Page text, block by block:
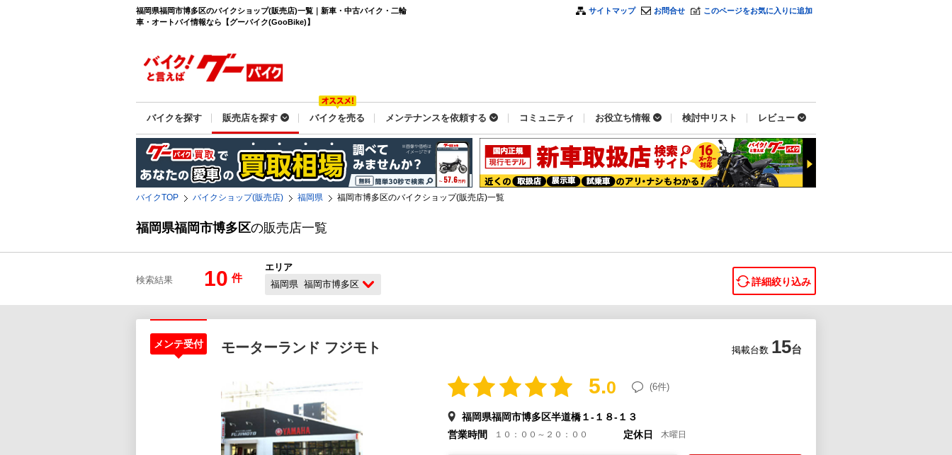
福岡県福岡市博多区のバイクショップ(販売店)一覧｜新車・中古バイク・二輪
車・オートバイ情報なら【グーバイク(GooBike)】
サイトマップ お問合せ このページをお気に入りに追加
バイクを探す 販売店を探す バイクを売る メンテナンスを依頼する コミュニティ お役立ち情報 検討中リスト レビュー
バイクTOP バイクショップ(販売店) 福岡県 福岡市博多区のバイクショップ(販売店)一覧
福岡県福岡市博多区の販売店一覧
検索結果 10 件
エリア
福岡県 福岡市博多区 詳細絞り込み
メンテ受付 モーターランド フジモト 掲載台数 15台
5.0 (6件)
福岡県福岡市博多区半道橋１-１８-１３
営業時間
１０：００～２０：００ 定休日 木曜日